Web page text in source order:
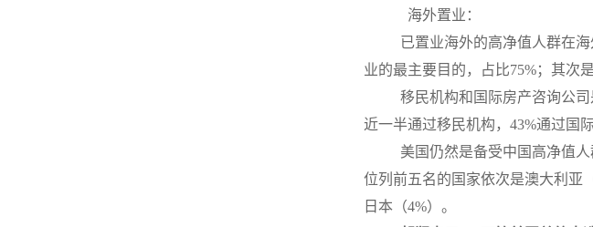
海外置业：
已置业海外的高净值人群在
业的最主要目的，占比75%；其次
移民机构和国际房产咨询公
近一半通过移民机构，43%通过国
美国仍然是备受中国高净值
位列前五名的国家依次是澳大利亚
日本（4%）。